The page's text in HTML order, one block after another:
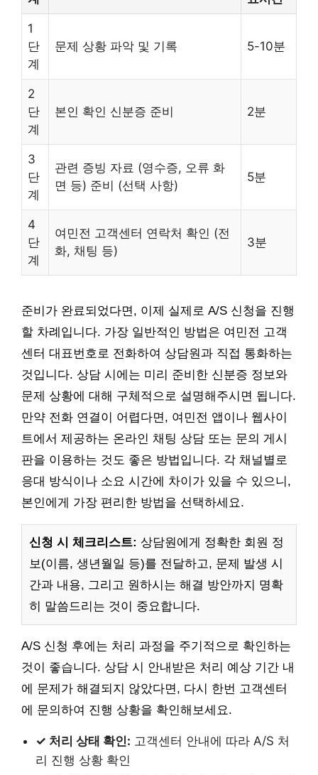
1
단
계
문제 상황 파악 및 기록 5-10분
2
단
계
본인 확인 신분증 준비 2분
3
단
계
관련 증빙 자료 (영수증, 오류 화
면 등) 준비 (선택 사항)
5분
4
단
계
여민전 고객센터 연락처 확인 (전
화, 채팅 등)
3분
준비가 완료되었다면, 이제 실제로 A/S 신청을 진행
할 차례입니다. 가장 일반적인 방법은 여민전 고객
센터 대표번호로 전화하여 상담원과 직접 통화하는
것입니다. 상담 시에는 미리 준비한 신분증 정보와
문제 상황에 대해 구체적으로 설명해주시면 됩니다.
만약 전화 연결이 어렵다면, 여민전 앱이나 웹사이
트에서 제공하는 온라인 채팅 상담 또는 문의 게시
판을 이용하는 것도 좋은 방법입니다. 각 채널별로
응대 방식이나 소요 시간에 차이가 있을 수 있으니,
본인에게 가장 편리한 방법을 선택하세요.
신청 시 체크리스트: 상담원에게 정확한 회원 정
보(이름, 생년월일 등)를 전달하고, 문제 발생 시
간과 내용, 그리고 원하시는 해결 방안까지 명확
히 말씀드리는 것이 중요합니다.
A/S 신청 후에는 처리 과정을 주기적으로 확인하는
것이 좋습니다. 상담 시 안내받은 처리 예상 기간 내
에 문제가 해결되지 않았다면, 다시 한번 고객센터
에 문의하여 진행 상황을 확인해보세요.
✓ 처리 상태 확인: 고객센터 안내에 따라 A/S 처
리 진행 상황 확인